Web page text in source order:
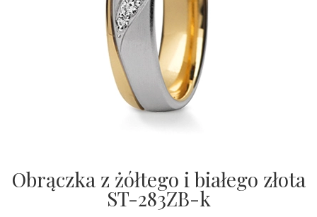
Obrączka z żółtego i białego złota
ST-283ZB-k